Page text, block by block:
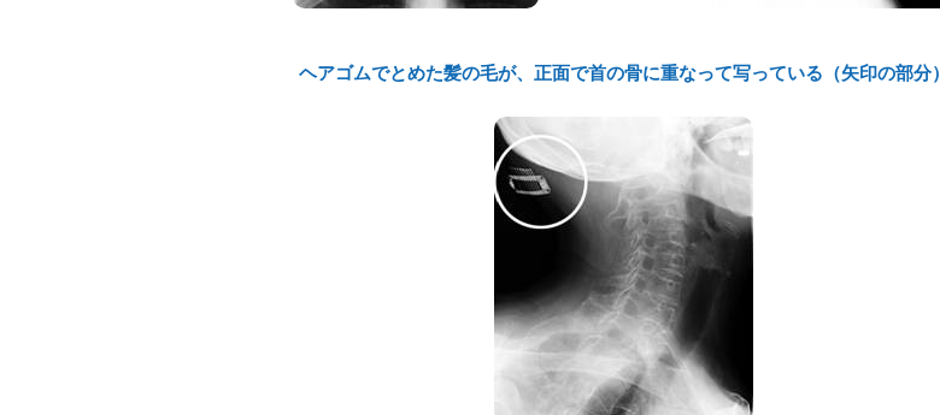
ヘアゴムでとめた髪の毛が、正面で首の骨に重なって写っている（矢印の部分）